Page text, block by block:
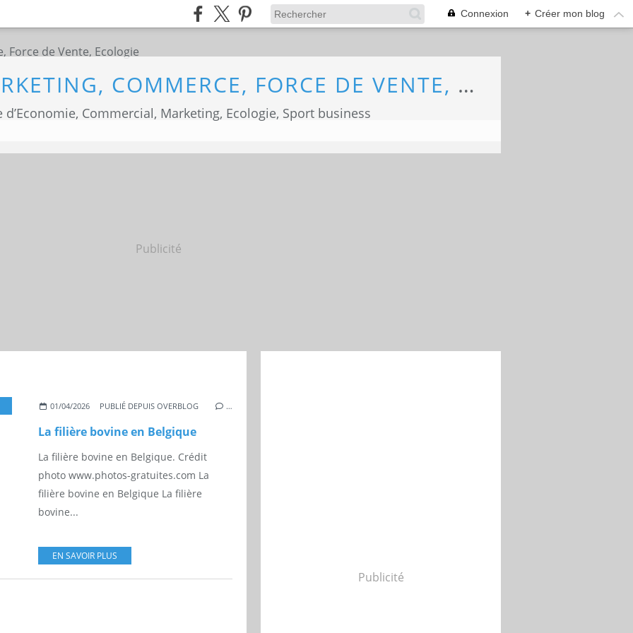
Connexion + Créer mon blog
ECONOMIE, MARKETING, COMMERCE, FORCE DE VENTE, ECOLOGIE
d’Economie, Commercial, Marketing, Ecologie, Sport business
Publicité
BELGIQUE 01/04/2026 PUBLIÉ DEPUIS OVERBLOG …
La filière bovine en Belgique
La filière bovine en Belgique. Crédit
photo www.photos-gratuites.com La
filière bovine en Belgique La filière
bovine...
EN SAVOIR PLUS
Publicité